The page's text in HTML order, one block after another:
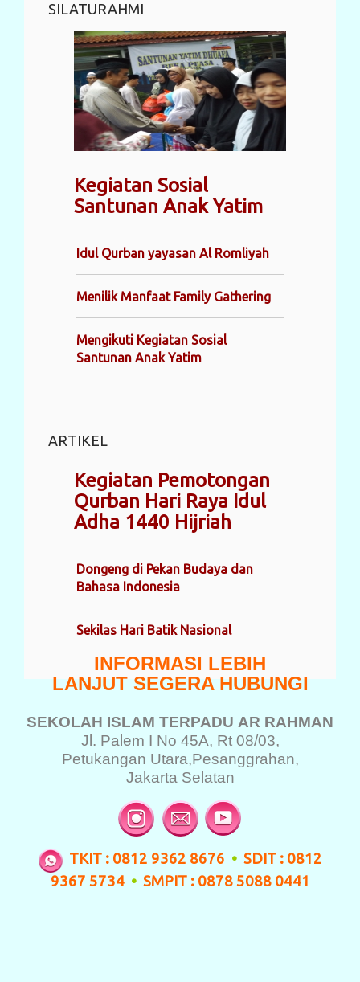
SILATURAHMI
Kegiatan Sosial
Santunan Anak Yatim
Idul Qurban yayasan Al Romliyah
Menilik Manfaat Family Gathering
Mengikuti Kegiatan Sosial
Santunan Anak Yatim
ARTIKEL
Kegiatan Pemotongan
Qurban Hari Raya Idul
Adha 1440 Hijriah
Dongeng di Pekan Budaya dan
Bahasa Indonesia
Sekilas Hari Batik Nasional
INFORMASI LEBIH
LANJUT SEGERA HUBUNGI
SEKOLAH ISLAM TERPADU AR RAHMAN
Jl. Palem I No 45A, Rt 08/03,
Petukangan Utara,Pesanggrahan,
Jakarta Selatan
TKIT : 0812 9362 8676 • SDIT : 0812
9367 5734 • SMPIT : 0878 5088 0441